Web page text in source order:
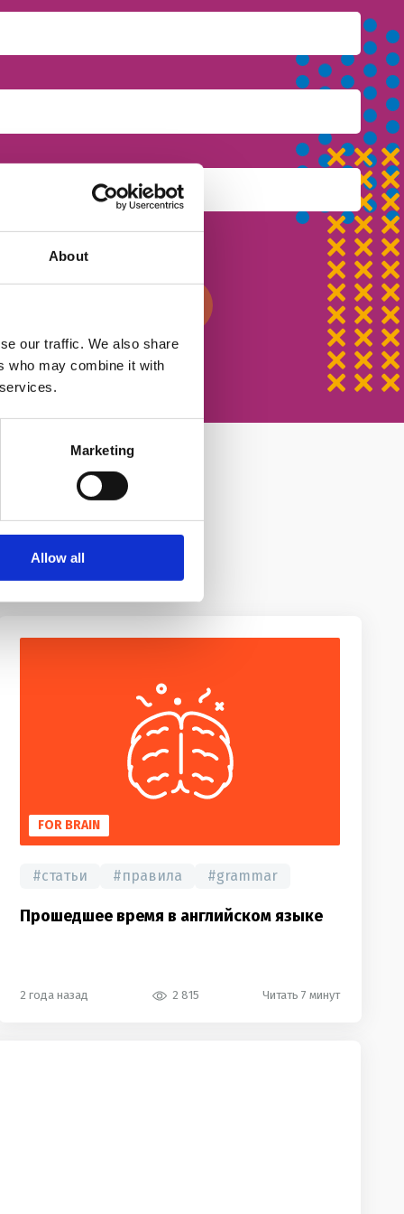
About
our traffic. We also share
who may combine it with
Marketing
Allow all
FOR BRAIN
#статьи #правила #grammar
Прошедшее время в английском языке
2 года назад 2 815 Читать 7 минут